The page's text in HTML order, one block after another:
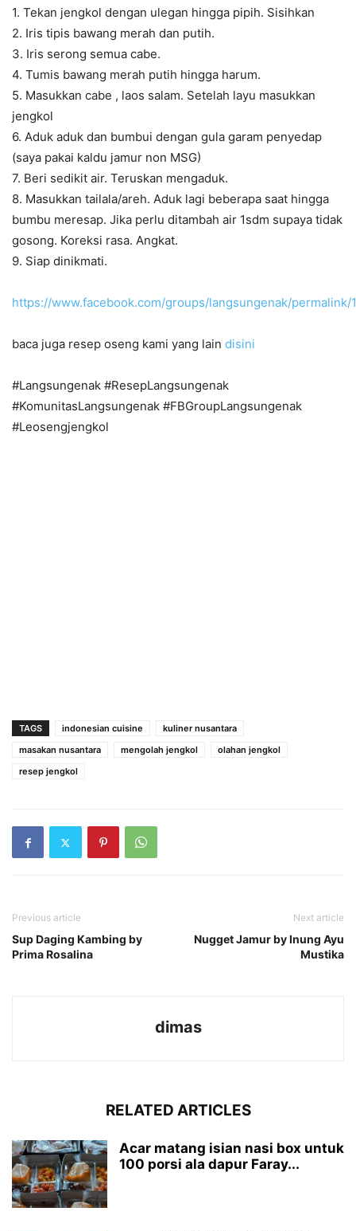
1. Tekan jengkol dengan ulegan hingga pipih. Sisihkan
2. Iris tipis bawang merah dan putih.
3. Iris serong semua cabe.
4. Tumis bawang merah putih hingga harum.
5. Masukkan cabe , laos salam. Setelah layu masukkan
jengkol
6. Aduk aduk dan bumbui dengan gula garam penyedap
(saya pakai kaldu jamur non MSG)
7. Beri sedikit air. Teruskan mengaduk.
8. Masukkan tailala/areh. Aduk lagi beberapa saat hingga
bumbu meresap. Jika perlu ditambah air 1sdm supaya tidak
gosong. Koreksi rasa. Angkat.
9. Siap dinikmati.
https://www.facebook.com/groups/langsungenak/permalink/
baca juga resep oseng kami yang lain disini
#Langsungenak #ResepLangsungenak
#KomunitasLangsungenak #FBGroupLangsungenak
#Leosengjengkol
TAGS indonesian cuisine
kuliner nusantara
masakan nusantara
mengolah jengkol
olahan jengkol
resep jengkol
Previous article
Sup Daging Kambing by
Prima Rosalina
Next article
Nugget Jamur by Inung Ayu
Mustika
dimas
RELATED ARTICLES
Acar matang isian nasi box untuk
100 porsi ala dapur Faray...